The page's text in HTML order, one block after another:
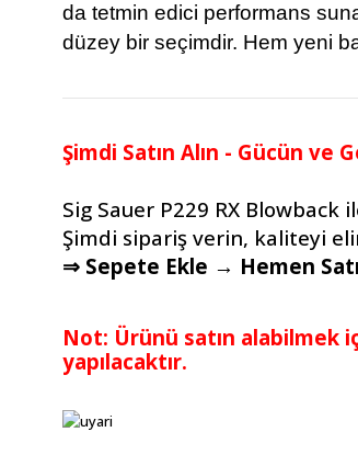
da tetmin edici performans
düzey bir seçimdir. Hem yeni
Şimdi Satın Alın - Gücün ve
Sig Sauer P229 RX Blowback
Şimdi sipariş verin, kaliteyi
⇒ Sepete Ekle → Hemen
Not: Ürünü satın alabilmek
yapılacaktır.